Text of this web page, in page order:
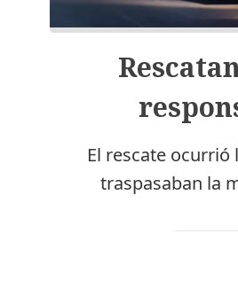
El rescate
traspasaban la